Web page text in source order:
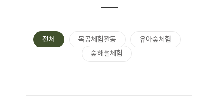
전체 목공체험활동
유아숲체험
숲해설체험